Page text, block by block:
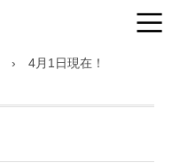
4月1日現在！